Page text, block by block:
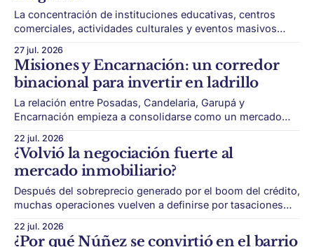
La concentración de instituciones educativas, centros
comerciales, actividades culturales y eventos masivos
presión sobre tránsito, transporte, limpieza y convivencia.
Belgrano atraviesa una etapa de movimiento intenso. El
barrio combina instituciones educativas, polos
comerciales, actividad cultural, gastronomía, eventos
masivos, transporte y una
27 jul. 2026
Misiones y Encarnación: un corredor
binacional para invertir en ladrillo
La relación entre Posadas, Candelaria, Garupá y
Encarnación empieza a consolidarse como un mercado
frontera entre Argentina y Paraguay empieza a leerse como
una oportunidad inmobiliaria. Durante años, la relación
entre Posadas y Encarnación estuvo marcada por el
comercio y el
22 jul. 2026
¿Volvió la negociación fuerte al
mercado inmobiliario?
Después del sobreprecio generado por el boom del crédito,
muchas operaciones vuelven a definirse por tasaciones
inmobiliario de CABA entró en una nueva etapa. Después
22 jul. 2026
¿Por qué Núñez se convirtió en el barrio